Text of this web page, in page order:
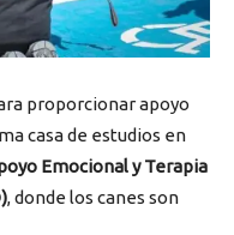
proporcionar apoyo
casa de estudios en
Emocional y Terapia
, donde los canes son